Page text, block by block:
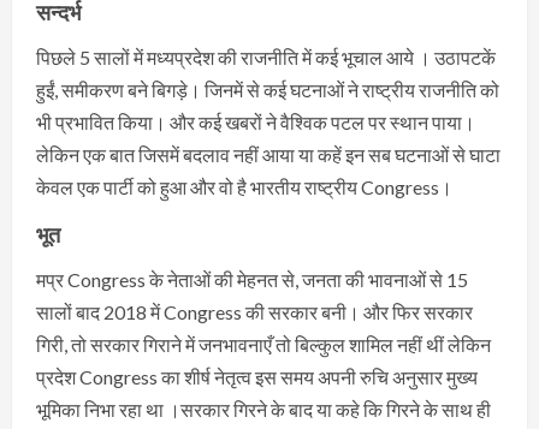
सन्दर्भ
पिछले 5 सालों में मध्यप्रदेश की राजनीति में कई भूचाल आये । उठापटकें
हुईं, समीकरण बने बिगड़े। जिनमें से कई घटनाओं ने राष्ट्रीय राजनीति को
भी प्रभावित किया। और कई खबरों ने वैश्विक पटल पर स्थान पाया।
लेकिन एक बात जिसमें बदलाव नहीं आया या कहें इन सब घटनाओं से घाटा
केवल एक पार्टी को हुआ और वो है भारतीय राष्ट्रीय Congress।
भूत
मप्र Congress के नेताओं की मेहनत से, जनता की भावनाओं से 15
सालों बाद 2018 में Congress की सरकार बनी। और फिर सरकार
गिरी, तो सरकार गिराने में जनभावनाएँ तो बिल्कुल शामिल नहीं थीं लेकिन
प्रदेश Congress का शीर्ष नेतृत्व इस समय अपनी रुचि अनुसार मुख्य
भूमिका निभा रहा था ।सरकार गिरने के बाद या कहे कि गिरने के साथ ही